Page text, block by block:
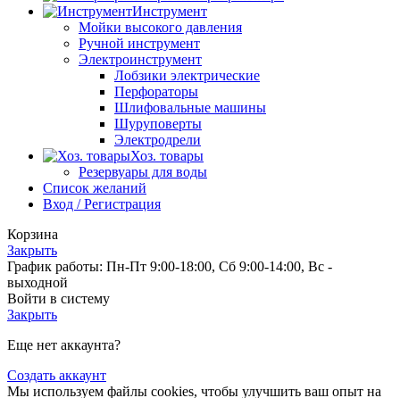
Инструмент
Мойки высокого давления
Ручной инструмент
Электроинструмент
Лобзики электрические
Перфораторы
Шлифовальные машины
Шуруповерты
Электродрели
Хоз. товары
Резервуары для воды
Список желаний
Вход / Регистрация
Корзина
Закрыть
График работы: Пн-Пт 9:00-18:00, Сб 9:00-14:00, Вс -
выходной
Войти в систему
Закрыть
Еще нет аккаунта?
Создать аккаунт
Мы используем файлы cookies, чтобы улучшить ваш опыт на